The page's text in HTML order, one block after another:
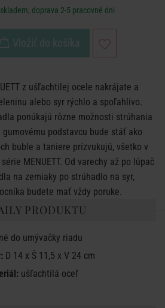
skladem, doprava 2-5 pracovné dni
Vložiť do košíka
z ušľachtilej ocele nakrájate a
alebo syr rýchlo a spoľahlivo.
ponúkajú rôzne možnosti strúhania
podstavcu bude stáť ako
buble a taniere prízvukujú, všetko v
MENUETT. Od varechy až po lúpač
na zemiaky po strúhadlo na syr,
budete mať vždy poruke.
PRODUKTU
do umývačky riadu
D 14 x Š 11,5 x V 24 cm
ušľachtilá oceľ